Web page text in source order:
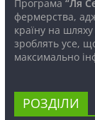
Програма “Ля
фермерства,
країну на
зроблять усе,
максимально
РОЗДІЛИ